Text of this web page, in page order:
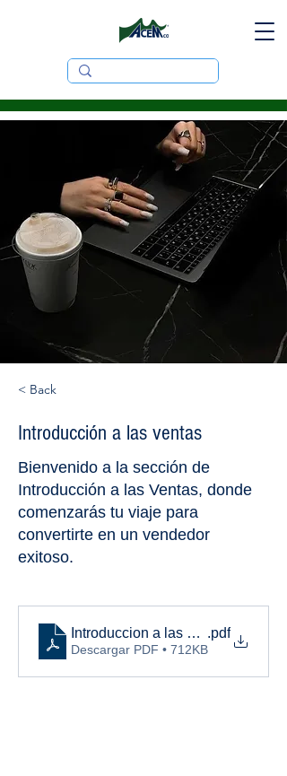
< Back
Introducción a las ventas
Bienvenido a la sección de
Introducción a las Ventas, donde
comenzarás tu viaje para
convertirte en un vendedor
exitoso.
Introduccion a las ventas
.pdf
Descargar PDF • 712KB